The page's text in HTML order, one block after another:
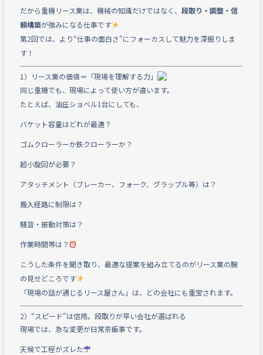
だから重機リース業は、機械の知識だけではなく、 段取り・調整・信
頼構築が強みになる仕事です
第2回では、より“仕事の面白さ”にフォーカスして魅力を深掘りしま
す！
1）リース業の価値＝「現場を理解する力」
同じ重機でも、現場によって使い方が違います。
たとえば、油圧ショベル1台にしても、
バケット容量はどれが最適？
ゴムクローラーか鉄クローラーか？
超小旋回が必要？
アタッチメント（ブレーカー、フォーク、グラップル等）は？
搬入経路に制限は？
騒音・振動対策は？
作業時間帯は？
こうした条件を聞き取り、最適な提案を組み立てるのがリース業の腕
の見せどころです
「現場の話が通じるリース屋さん」は、どの会社にも重宝されます。
2）“スピード”は信用。段取りが早い会社が選ばれる
現場では、急な変更が日常茶飯事です。
天候で工程がズレた